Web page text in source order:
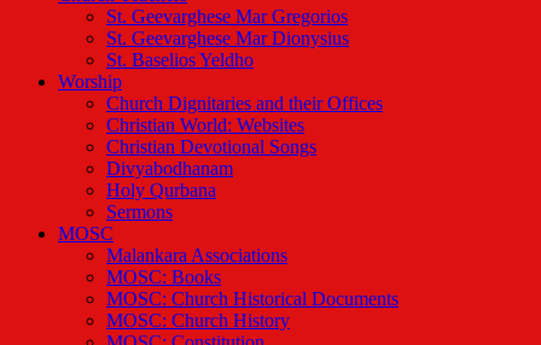
St. Geevarghese Mar Gregorios
St. Geevarghese Mar Dionysius
St. Baselios Yeldho
Worship
Church Dignitaries and their Offices
Christian World: Websites
Christian Devotional Songs
Divyabodhanam
Holy Qurbana
Sermons
MOSC
Malankara Associations
MOSC: Books
MOSC: Church Historical Documents
MOSC: Church History